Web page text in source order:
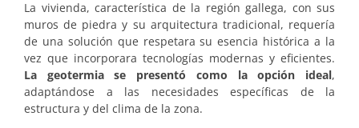
La vivienda, característica de la región gallega, con sus
muros de piedra y su arquitectura tradicional, requería
de una solución que respetara su esencia histórica a la
vez que incorporara tecnologías modernas y eficientes.
La geotermia se presentó como la opción ideal,
adaptándose a las necesidades específicas de la
estructura y del clima de la zona.